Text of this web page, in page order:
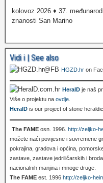
kolovoz 2026 ♦ 37.
znanosti San Marino
Vidi i | See also
HGZD.hr on
HeralD je naš
Više o projektu na ovdje.
HeralD is our project of stone
The FAME osn. 1996. http://zeljko-
možete naći povijesne i suvremene
pokrajina, gradova i općina,
zastave, zastave jedriličarskih i
nacionalnih manjina i mnoge druge.
The FAME est. 1996 http://zeljko-